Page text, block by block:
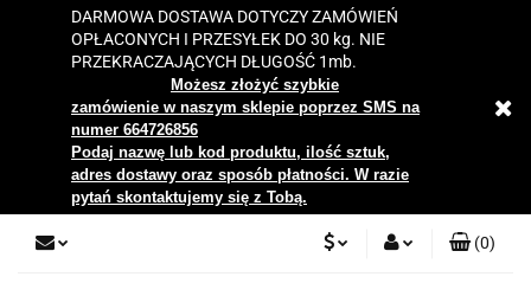
DARMOWA DOSTAWA DOTYCZY ZAMÓWIEŃ
OPŁACONYCH I PRZESYŁEK DO 30 kg. NIE
PRZEKRACZAJĄCYCH DŁUGOŚĆ 1mb.
Możesz złożyć szybkie
zamówienie w naszym sklepie poprzez SMS na
numer 664726856
Podaj nazwę lub kod produktu, ilość sztuk,
adres dostawy oraz sposób płatności. W razie
pytań skontaktujemy się z Tobą.
(0)